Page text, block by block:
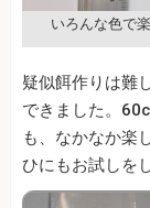
いろんな色で
疑似餌作りは難
できました。
も、なかなか楽
ひにもお試しを